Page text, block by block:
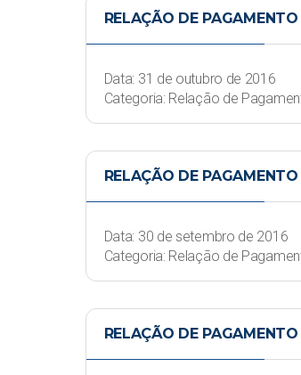
RELAÇÃO DE
Data: 31 de outubro de 2016
Categoria: Relação de
RELAÇÃO DE
Data: 30 de setembro de 2016
Categoria: Relação de
RELAÇÃO DE